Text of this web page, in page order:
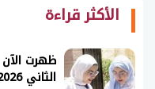
الأكثر قراءة
ظهرت الآن
الثاني 2026 برقم الجلوس